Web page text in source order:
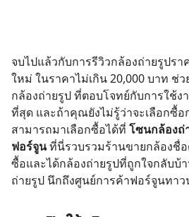
จบไปแล้วกับการรีวิวกล้องถ่ายรูปร
ใหม่ ในราคาไม่เกิน 20,000 บาท ช่
กล้องถ่ายรูป ที่ตอบโจทย์กับการใช้ง
ที่สุด และถ้าคุณยังไม่รู้ว่าจะเลือกซื้อ
สามารถมาเลือกซื้อได้ที่ โซนกล้องถ่
ฟอร์จูนที่นี่รวบรวมร้านขายกล้องชื่อ
ซื้อและได้กล้องถ่ายรูปที่ถูกใจกลับบ้
ถ่ายรูป นึกถึงศูนย์การค้าฟอร์จูนทาว